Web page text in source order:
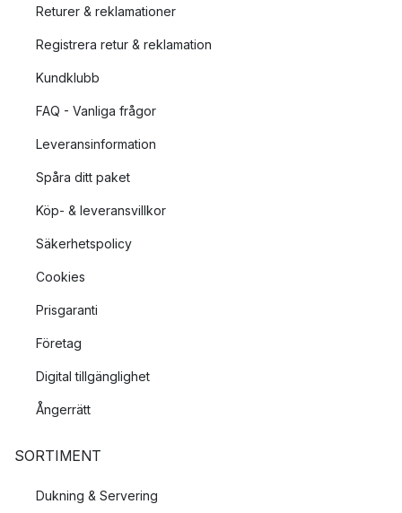
Returer & reklamationer
Registrera retur & reklamation
Kundklubb
FAQ - Vanliga frågor
Leveransinformation
Spåra ditt paket
Köp- & leveransvillkor
Säkerhetspolicy
Cookies
Prisgaranti
Företag
Digital tillgänglighet
Ångerrätt
SORTIMENT
Dukning & Servering